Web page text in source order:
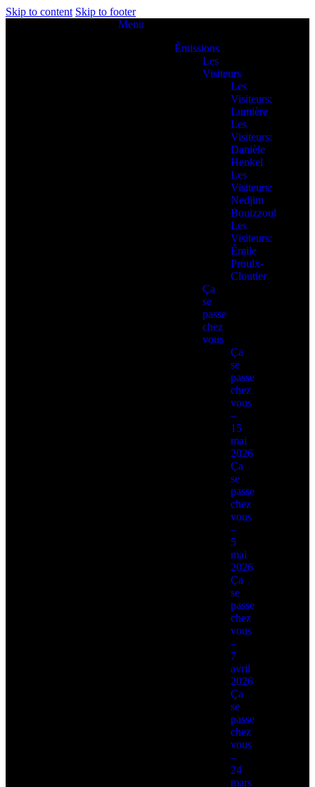
Skip to content Skip to footer
Menu
Émissions
Les
Visiteurs
Les
Visiteurs:
Lumière
Les
Visiteurs:
Danièle
Henkel
Les
Visiteurs:
Nedjim
Bouizzoul
Les
Visiteurs:
Émile
Proulx-
Cloutier
Ça
se
passe
chez
vous
Ça
se
passe
chez
vous
–
15
mai
2026
Ça
se
passe
chez
vous
–
5
mai
2026
Ça
se
passe
chez
vous
–
7
avril
2026
Ça
se
passe
chez
vous
–
24
mars